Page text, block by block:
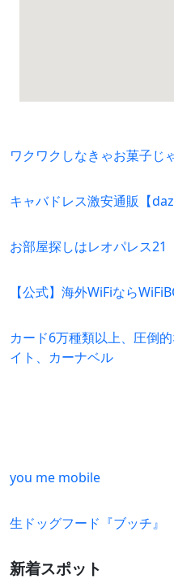
ワクワクしなきゃお菓子じ
キャバドレス激安通販【
お部屋探しはレオパレス21
【公式】海外WiFiなら
カード6万種類以上、圧倒
イト、カーナベル
you me mobile
生ドッグフード『ブッチ』
新着スポット